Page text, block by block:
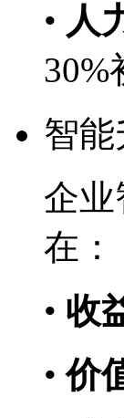
• 人
30%
智能
企业
在：
• 收
•价